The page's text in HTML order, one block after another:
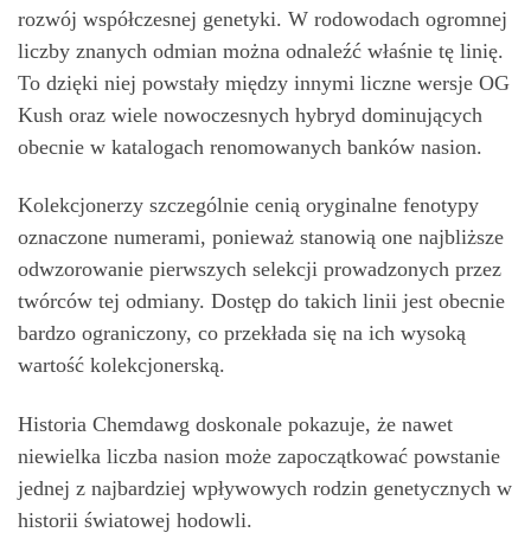
rozwój współczesnej genetyki. W rodowodach ogromnej
liczby znanych odmian można odnaleźć właśnie tę linię.
To dzięki niej powstały między innymi liczne wersje OG
Kush oraz wiele nowoczesnych hybryd dominujących
obecnie w katalogach renomowanych banków nasion.
Kolekcjonerzy szczególnie cenią oryginalne fenotypy
oznaczone numerami, ponieważ stanowią one najbliższe
odwzorowanie pierwszych selekcji prowadzonych przez
twórców tej odmiany. Dostęp do takich linii jest obecnie
bardzo ograniczony, co przekłada się na ich wysoką
wartość kolekcjonerską.
Historia Chemdawg doskonale pokazuje, że nawet
niewielka liczba nasion może zapoczątkować powstanie
jednej z najbardziej wpływowych rodzin genetycznych w
historii światowej hodowli.